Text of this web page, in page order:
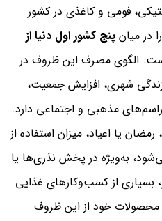
فومی و کاغذی در کشور
در میان پنج کشور اول دنیا از
است. الگوی مصرف این ظروف در
شهری، افزایش جمعیت،
مذهبی و اجتماعی دارد.
یا اعیاد، میزان استفاده از
به‌ویژه در پخش نذری‌ها یا
بسیاری از کسب‌وکارهای غذایی
محصولات خود از این ظروف